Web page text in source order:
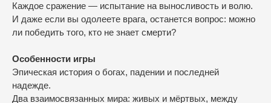
Каждое сражение — испытание на выносливость и волю.
И даже если вы одолеете врага, останется вопрос: можно
ли победить того, кто не знает смерти?
Особенности игры
Эпическая история о богах, падении и последней
надежде.
Два взаимосвязанных мира: живых и мёртвых, между